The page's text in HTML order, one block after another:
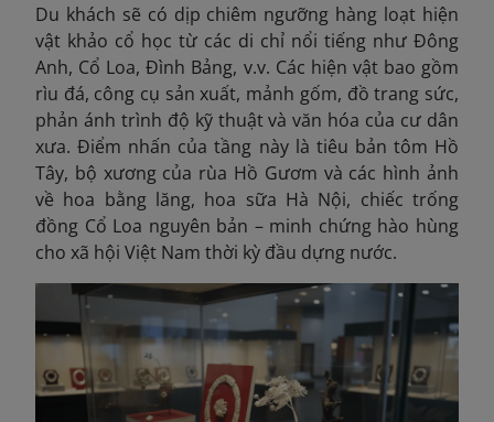
Du khách sẽ có dịp chiêm ngưỡng hàng loạt hiện
vật khảo cổ học từ các di chỉ nổi tiếng như Đông
Anh, Cổ Loa, Đình Bảng, v.v. Các hiện vật bao gồm
rìu đá, công cụ sản xuất, mảnh gốm, đồ trang sức,
phản ánh trình độ kỹ thuật và văn hóa của cư dân
xưa. Điểm nhấn của tầng này là tiêu bản tôm Hồ
Tây, bộ xương của rùa Hồ Gươm và các hình ảnh
về hoa bằng lăng, hoa sữa Hà Nội, chiếc trống
đồng Cổ Loa nguyên bản – minh chứng hào hùng
cho xã hội Việt Nam thời kỳ đầu dựng nước.